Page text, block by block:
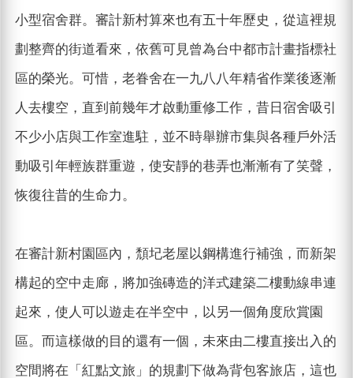
小型宿舍群。審計新村算來也有五十年歷史，從這裡規
劃整齊的街道看來，依舊可見曾為台中都市計畫指標社
區的榮光。可惜，老眷舍在一九八八年精省作業後逐漸
人去樓空，直到前幾年才啟動重修工作，昔日宿舍吸引
不少小店與工作室進駐，並不時舉辦市集與各種戶外活
動吸引年輕族群重遊，使安靜的巷弄也漸漸有了笑聲，
恢復往昔的生命力。
在審計新村園區內，頹圮老屋以鋼構進行補強，而新架
構起的空中走廊，將加強磚造的洋式建築二樓動線串連
起來，使人可以遊走在半空中，以另一個角度欣賞園
區。而這樣做的目的還有一個，未來由二樓直接出入的
空間將在「紅點文旅」的規劃下做為背包客旅店，這也